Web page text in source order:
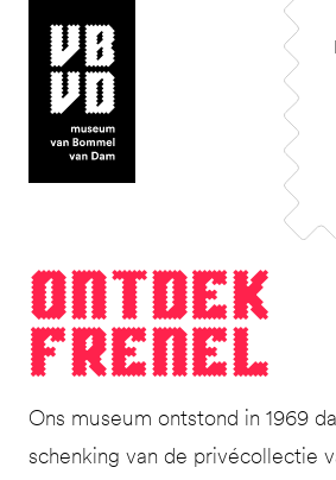
museum van Bommel van Dam
Ont­dek
Frenel
Ons museum ontstond in 1969
schenking van de privécollectie